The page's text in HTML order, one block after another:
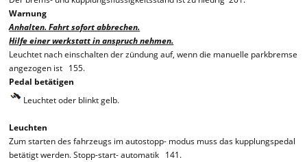
Warnung
Anhalten. Fahrt sofort abbrechen.
Hilfe einer werkstatt in anspruch nehmen.
Leuchtet nach einschalten der zündung auf, wenn die manuelle parkbremse
angezogen ist 155.
Pedal betätigen
Leuchtet oder blinkt gelb.
Leuchten
Zum starten des fahrzeugs im autostopp- modus muss das kupplungspedal
betätigt werden. Stopp-start- automatik 141.